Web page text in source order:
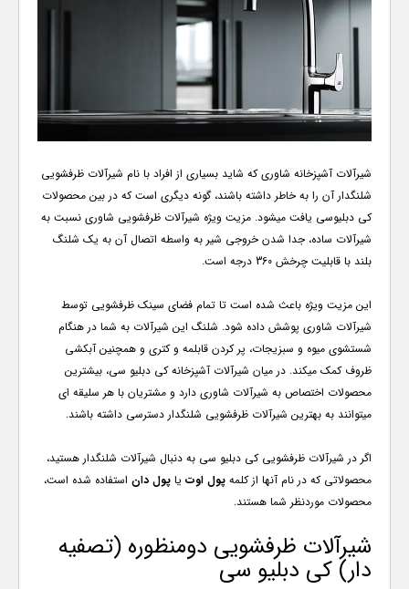
شیرآلات آشپزخانه شاوری که شاید بسیاری از افراد با نام شیرآلات ظرفشویی
شلنگدار آن را به خاطر داشته باشند، گونه دیگری است که در بین محصولات
کی دبلیوسی یافت میشود. مزیت ویژه شیرآلات ظرفشویی شاوری نسبت به
شیرآلات ساده، جدا شدن خروجی شیر به واسطه اتصال آن به یک شلنگ
بلند با قابلیت چرخش 360 درجه است.
این مزیت ویژه باعث شده است تا تمام فضای سینک ظرفشویی توسط
شیرآلات شاوری پوشش داده شود. شلنگ این شیرآلات به شما در هنگام
شستشوی میوه و سبزیجات، پر کردن قابلمه و کتری و همچنین آبکشی
ظروف کمک میکند. در میان شیرآلات آشپزخانه کی دبلیو سی، بیشترین
محصولات اختصاص به شیرآلات شاوری دارد و مشتریان با هر سلیقه ای
میتوانند به بهترین شیرآلات ظرفشویی شلنگدار دسترسی داشته باشند.
اگر در شیرآلات ظرفشویی کی دبلیو سی به دنبال شیرآلات شلنگدار هستید،
محصولاتی که در نام آنها از کلمه پول اوت یا پول دان استفاده شده است،
محصولات موردنظر شما هستند.
شیرآلات ظرفشویی دومنظوره (تصفیه
دار) کی دبلیو سی